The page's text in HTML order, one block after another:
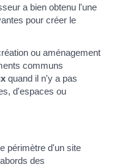
a bien obtenu l'une
pour créer le
ou aménagement
communs
quand il n'y a pas
d'espaces ou
périmètre d'un site
des